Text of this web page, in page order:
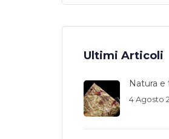
Ultimi Articoli
Natura e
4 Agosto